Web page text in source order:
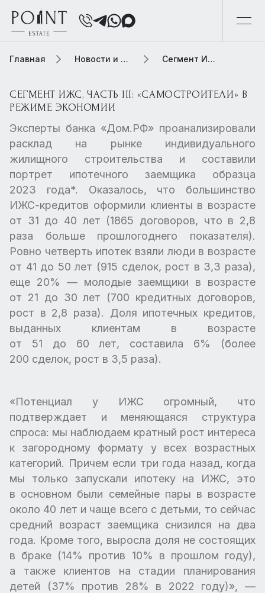
Главная Новости и обзоры Сегмент ИЖС, часть III: «самостроители» в режиме экономии
СЕГМЕНТ ИЖС, ЧАСТЬ III: «САМОСТРОИТЕЛИ» В
РЕЖИМЕ ЭКОНОМИИ
Эксперты банка «Дом.РФ» проанализировали
расклад на рынке индивидуального
жилищного строительства и составили
портрет ипотечного заемщика образца
2023 года*. Оказалось, что большинство
ИЖС-кредитов оформили клиенты в возрасте
от 31 до 40 лет (1865 договоров, что в 2,8
раза больше прошлогоднего показателя).
Ровно четверть ипотек взяли люди в возрасте
от 41 до 50 лет (915 сделок, рост в 3,3 раза),
еще 20% — молодые заемщики в возрасте
от 21 до 30 лет (700 кредитных договоров,
рост в 2,8 раза). Доля ипотечных кредитов,
выданных клиентам в возрасте
от 51 до 60 лет, составила 6% (более
200 сделок, рост в 3,5 раза).
«Потенциал у ИЖС огромный, что
подтверждает и меняющаяся структура
спроса: мы наблюдаем кратный рост интереса
к загородному формату у всех возрастных
категорий. Причем если три года назад, когда
мы только запускали ипотеку на ИЖС, это
в основном были семейные пары в возрасте
около 40 лет и чаще всего с детьми, то сейчас
средний возраст заемщика снизился на два
года. Кроме того, выросла доля не состоящих
в браке (14% против 10% в прошлом году),
а также клиентов на стадии планирования
детей (37% против 28% в 2022 году)», —